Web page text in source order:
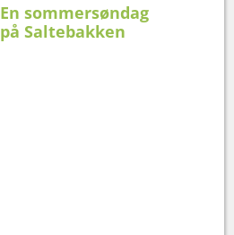
En sommersøndag
på Saltebakken